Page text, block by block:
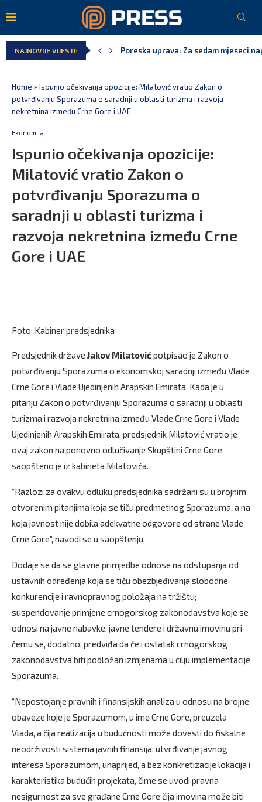
NAJNOVIJE VIJESTI:
Poreska uprava: Za sedam mjeseci
Home »Ispunio očekivanja opozicije: Milatović vratio Zakon o
potvrđivanju Sporazuma o saradnji u oblasti turizma i razvoja
nekretnina između Crne Gore i UAE
Ekonomija
Ispunio očekivanja opozicije:
Milatović vratio Zakon o
potvrđivanju Sporazuma o
saradnji u oblasti turizma i
razvoja nekretnina između Crne
Gore i UAE
Foto: Kabiner predsjednika
Predsjednik države Jakov Milatović potpisao je Zakon o
potvrđivanju Sporazuma o ekonomskoj saradnji između Vlade
Crne Gore i Vlade Ujedinjenih Arapskih Emirata. Kada je u
pitanju Zakon o potvrđivanju Sporazuma o saradnji u oblasti
turizma i razvoja nekretnina između Vlade Crne Gore i Vlade
Ujedinjenih Arapskih Emirata, predsjednik Milatović vratio je
ovaj zakon na ponovno odlučivanje Skupštini Crne Gore,
saopšteno je iz kabineta Milatovića.
“Razlozi za ovakvu odluku predsjednika sadržani su u brojnim
otvorenim pitanjima koja se tiču predmetnog Sporazuma, a na
koja javnost nije dobila adekvatne odgovore od strane Vlade
Crne Gore”, navodi se u saopštenju.
Dodaje se da se glavne primjedbe odnose na odstupanja od
ustavnih određenja koja se tiču obezbjeđivanja slobodne
konkurencije i ravnopravnog položaja na tržištu;
suspendovanje primjene crnogorskog zakonodavstva koje se
odnosi na javne nabavke, javne tendere i državnu imovinu pri
čemu se, dodatno, predviđa da će i ostatak crnogorskog
zakonodavstva biti podložan izmjenama u cilju implementacije
Sporazuma.
“Nepostojanje pravnih i finansijskih analiza u odnosu na brojne
obaveze koje je Sporazumom, u ime Crne Gore, preuzela
Vlada, a čija realizacija u budućnosti može dovesti do fiskalne
neodrživosti sistema javnih finansija; utvrđivanje javnog
interesa Sporazumom, unaprijed, a bez konkretizacije lokacija i
karakteristika budućih projekata, čime se uvodi pravna
nesigurnost za sve građane Crne Gore čija imovina može biti